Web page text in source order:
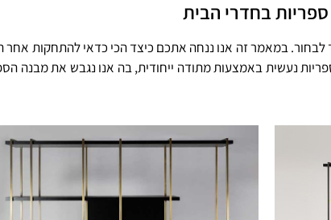
בחדרי הבית
במאמר זה אנו ננחה אתכם כיצד הכי כדאי להתחקות אחר
נעשית באמצעות מתודה ייחודית, בה אנו נגבש את מבנה